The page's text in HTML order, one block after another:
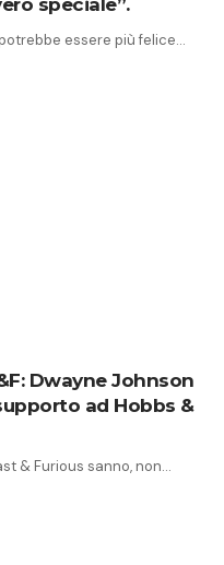
speciale”.
essere più felice…
Dwayne Johnson
ad Hobbs &
& Furious sanno, non…